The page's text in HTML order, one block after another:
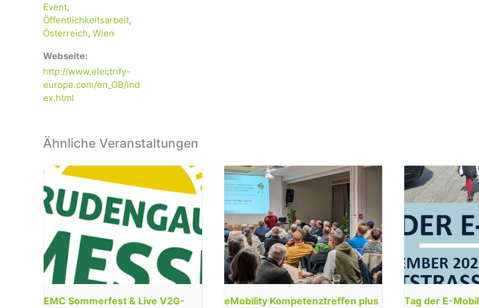
Event,
Öffentlichkeitsarbeit,
Österreich, Wien
Webseite:
http://www.electrify-
europe.com/en_GB/ind
ex.html
Ähnliche Veranstaltungen
EMC Sommerfest & Live V2G-
eMobility Kompetenztreffen plus
Tag der E-